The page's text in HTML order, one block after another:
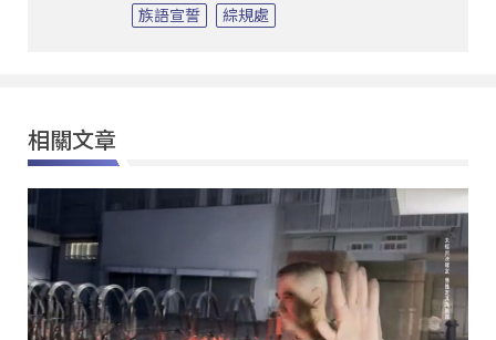
族語宣誓
綜規處
相關文章